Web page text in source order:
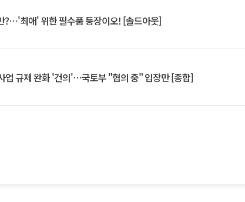
?⋯'최애' 위한 필수품 등장이오! [솔드아웃]
업 규제 완화 '건의'⋯국토부 "협의 중" 입장만 [종합]